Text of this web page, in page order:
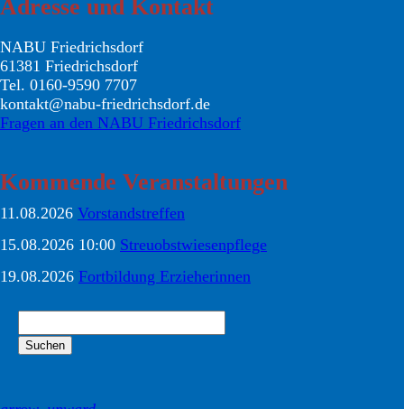
Adresse und Kontakt
NABU Friedrichsdorf
61381 Friedrichsdorf
Tel. 0160-9590 7707
kontakt@nabu-friedrichsdorf.de
Fragen an den NABU Friedrichsdorf
Kommende Veranstaltungen
11.08.2026 Vorstandstreffen
15.08.2026 10:00 Streuobstwiesenpflege
19.08.2026 Fortbildung Erzieherinnen
Suchen